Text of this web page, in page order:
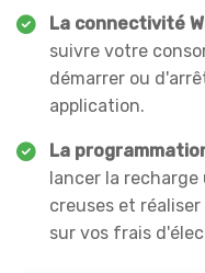
La connectivité
suivre votre
démarrer ou
application.
La
lancer la
creuses et
sur vos frais